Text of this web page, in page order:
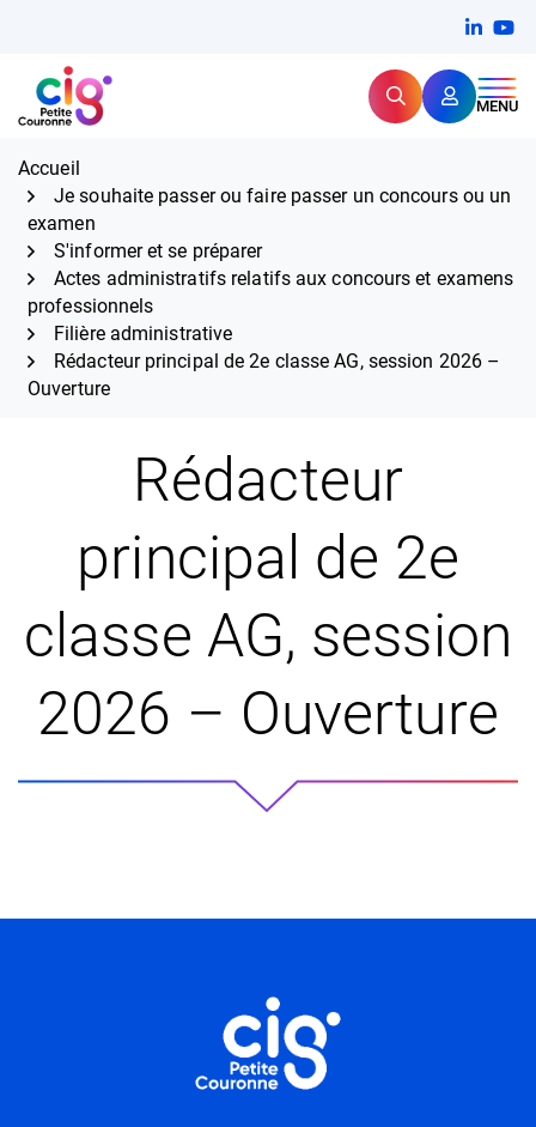
contenu
CIG Petite Couronne RechercherMENU
Expertise et proximité pour
Accueil
Je souhaite passer ou faire passer un concours ou un
examen
S'informer et se préparer
Actes administratifs relatifs aux concours et examens
professionnels
Filière administrative
Rédacteur principal de 2e classe AG, session 2026 –
Ouverture
Rédacteur
principal de 2e
classe AG, session
2026 – Ouverture